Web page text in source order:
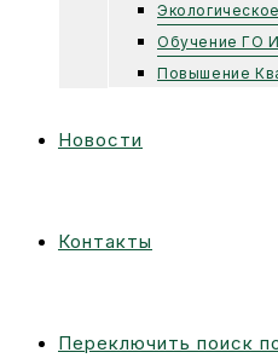
Обучение ГО
Повышение
Новости
Контакты
Переключить поиск